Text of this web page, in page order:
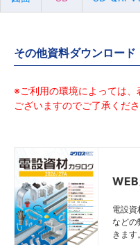
その他資料ダウンロード
※ご利用の環境によっては
ございますのでご了承くださ
電設資
などの
きます。